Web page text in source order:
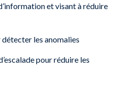
et visant à réduire
détecter les anomalies
pour réduire les